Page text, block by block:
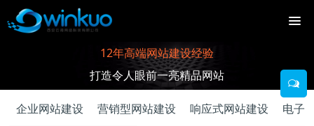
12年高端网站建设经验
打造令人眼前一亮精品网站
企业网站建设 营销型网站建设 响应式网站建设 电子